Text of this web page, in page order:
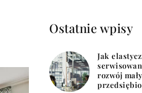
Ostatnie wpisy
Jak
rozwój